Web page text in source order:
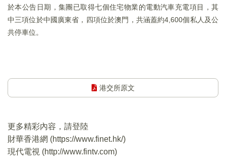
於本公告日期，集團已取得七個住宅物業的電動汽車充電項目，其
中三項位於中國廣東省，四項位於澳門，共涵蓋約4,600個私人及公
共停車位。
港交所原文
更多精彩內容，請登陸
財華香港網 (https://www.finet.hk/)
現代電視 (http://www.fintv.com)